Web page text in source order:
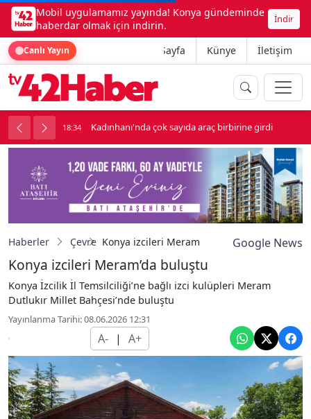
Mobil uygulamamız yayında! Konya gündeminde
haberdar olmak için indirin.
İndir
Canlı Yayın Ana Sayfa Künye İletişim
birbirine girdi 18:34 Beşikçioğlu Konya'ya Sevk Edildi
Haberler Çevre Konya izcileri Meram’da buluştuGoogle News
Konya izcileri Meram’da buluştu
Konya İzcilik İl Temsilciliği’ne bağlı izci kulüpleri Meram
Dutlukır Millet Bahçesi’nde buluştu
Yayınlanma Tarihi: 08.06.2026 12:31
A- | A+